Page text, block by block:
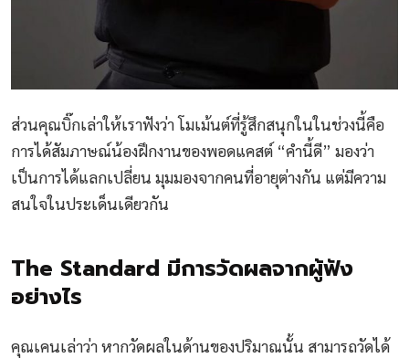
ส่วนคุณบิ๊กเล่าให้เราฟังว่า โมเม้นต์ที่รู้สึกสนุกในในช่วงนี้คือ
การได้สัมภาษณ์น้องฝึกงานของพอดแคสต์ “คำนี้ดี” มองว่า
เป็นการได้แลกเปลี่ยน มุมมองจากคนที่อายุต่างกัน แต่มีความ
สนใจในประเด็นเดียวกัน
The Standard มีการวัดผลจากผู้ฟัง
อย่างไร
คุณเคนเล่าว่า หากวัดผลในด้านของปริมาณนั้น สามารถวัดได้